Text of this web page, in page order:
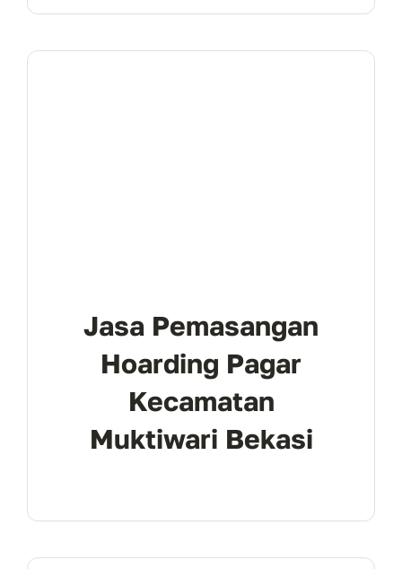
Jasa Pemasangan
Hoarding Pagar
Kecamatan
Muktiwari Bekasi